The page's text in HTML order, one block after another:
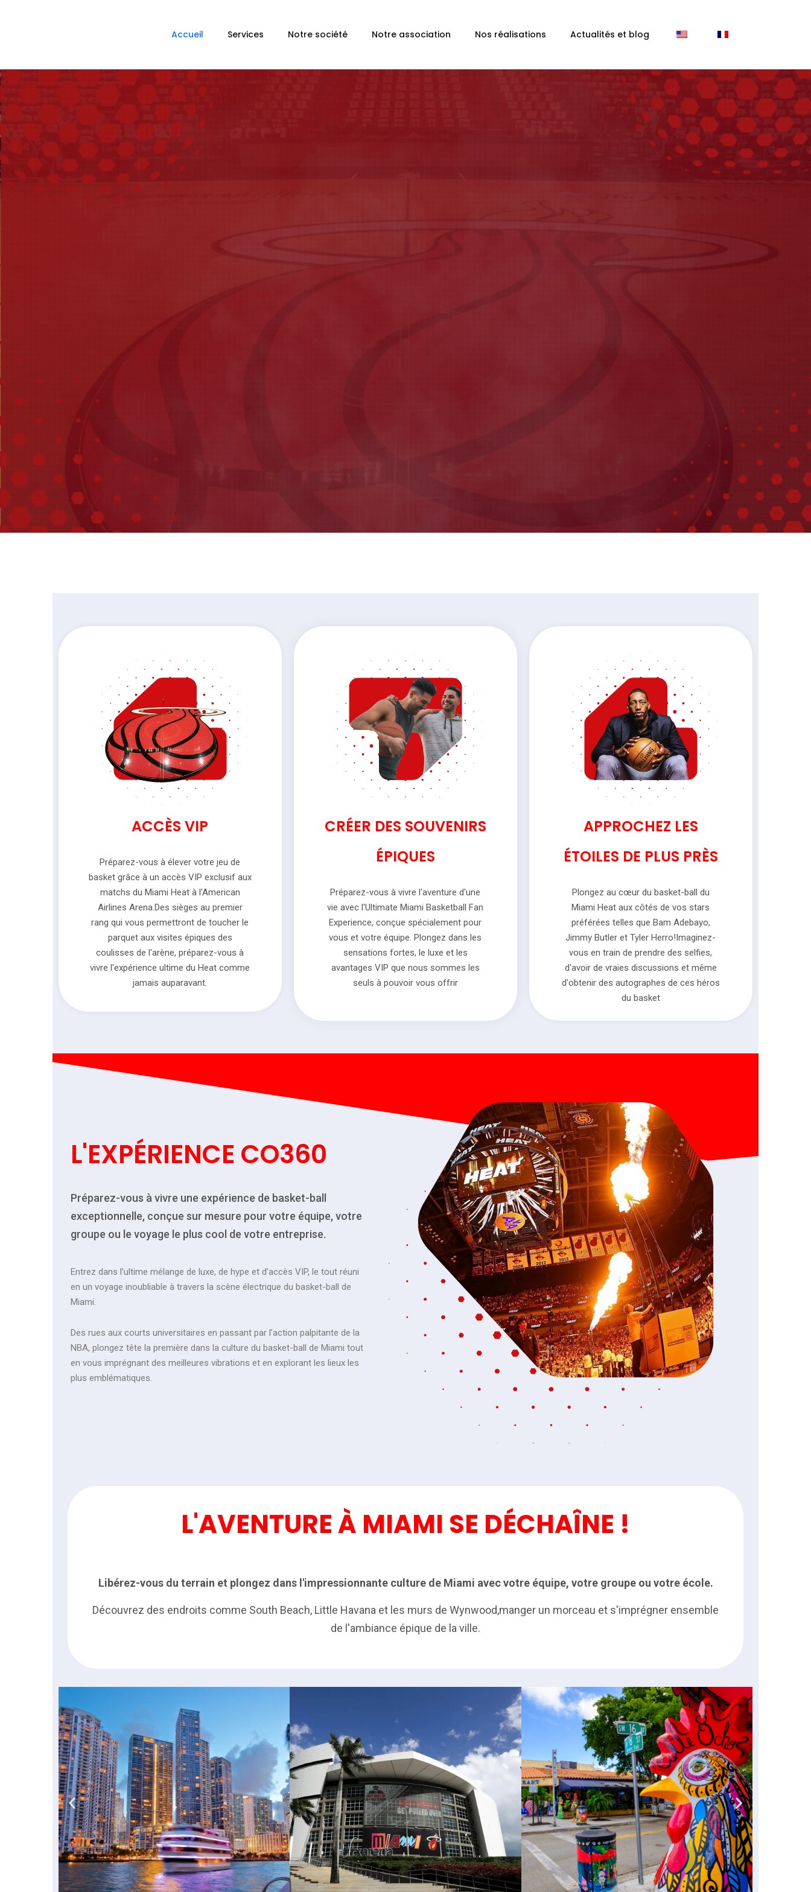
CO
360
Accueil Services Notre société Notre association Nos réalisations Actualités et blog
ACCÈS VIP
Préparez-vous à élever votre jeu de
basket grâce à un accès VIP exclusif aux
matchs du Miami Heat à l'American
Airlines Arena.Des sièges au premier
rang qui vous permettront de toucher le
parquet aux visites épiques des
coulisses de l'arène, préparez-vous à
vivre l'expérience ultime du Heat comme
jamais auparavant.
CRÉER DES SOUVENIRS
ÉPIQUES
Préparez-vous à vivre l'aventure d'une
vie avec l'Ultimate Miami Basketball Fan
Experience, conçue spécialement pour
vous et votre équipe. Plongez dans les
sensations fortes, le luxe et les
avantages VIP que nous sommes les
seuls à pouvoir vous offrir
APPROCHEZ LES
ÉTOILES DE PLUS PRÈS
Plongez au cœur du basket-ball du
Miami Heat aux côtés de vos stars
préférées telles que Bam Adebayo,
Jimmy Butler et Tyler Herro!Imaginez-
vous en train de prendre des selfies,
d'avoir de vraies discussions et même
d'obtenir des autographes de ces héros
du basket
L'EXPÉRIENCE CO360
Préparez-vous à vivre une expérience de basket-ball
exceptionnelle, conçue sur mesure pour votre équipe, votre
groupe ou le voyage le plus cool de votre entreprise.
Entrez dans l’ultime mélange de luxe, de hype et d’accès VIP, le tout réuni
en un voyage inoubliable à travers la scène électrique du basket-ball de
Miami.
Des rues aux courts universitaires en passant par l’action palpitante de la
NBA, plongez tête la première dans la culture du basket-ball de Miami tout
en vous imprégnant des meilleures vibrations et en explorant les lieux les
plus emblématiques.
L'AVENTURE À MIAMI SE DÉCHAÎNE !
Libérez-vous du terrain et plongez dans l'impressionnante culture de Miami avec votre équipe, votre groupe ou votre école.
Découvrez des endroits comme South Beach, Little Havana et les murs de Wynwood,manger un morceau et s'imprégner ensemble
de l'ambiance épique de la ville.